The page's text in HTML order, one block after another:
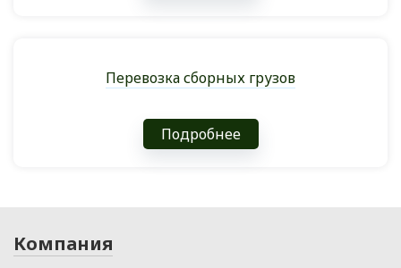
Перевозка сборных грузов
Подробнее
Компания